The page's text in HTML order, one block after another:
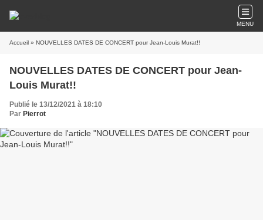
MENU
Accueil » NOUVELLES DATES DE CONCERT pour Jean-Louis Murat!!
NOUVELLES DATES DE CONCERT pour Jean-
Louis Murat!!
Publié le 13/12/2021 à 18:10
Par Pierrot